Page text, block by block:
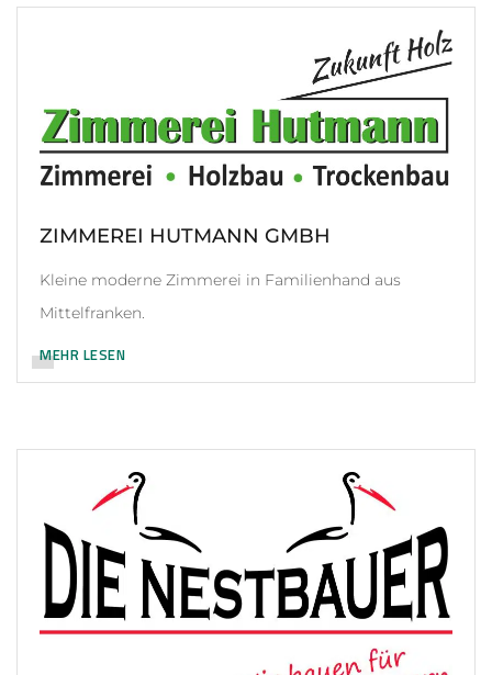
ZIMMEREI HUTMANN GMBH
Kleine moderne Zimmerei in Familienhand aus
Mittelfranken.
MEHR LESEN